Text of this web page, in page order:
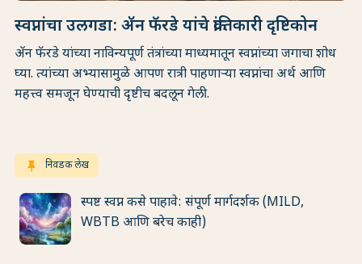
स्वप्नांचा उलगडा: ॲन फॅरडे यांचे क्रांतिकारी दृष्टिकोन
ॲन फॅरडे यांच्या नाविन्यपूर्ण तंत्रांच्या माध्यमातून स्वप्नांच्या जगाचा शोध
घ्या. त्यांच्या अभ्यासामुळे आपण रात्री पाहणाऱ्या स्वप्नांचा अर्थ आणि
महत्त्व समजून घेण्याची दृष्टीच बदलून गेली.
keep निवडक लेख
स्पष्ट स्वप्न कसे पाहावे: संपूर्ण मार्गदर्शक (MILD,
WBTB आणि बरेच काही)